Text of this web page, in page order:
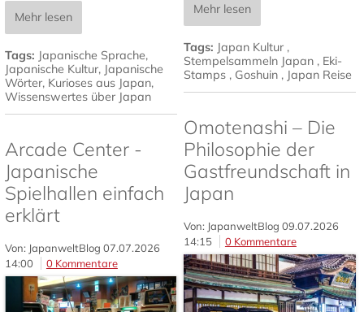
Mehr lesen
Tags: Japanische Sprache,
Japanische Kultur, Japanische
Wörter, Kurioses aus Japan,
Wissenswertes über Japan
Mehr lesen
Tags: Japan Kultur ,
Stempelsammeln Japan , Eki-
Stamps , Goshuin , Japan Reise
Omotenashi – Die
Philosophie der
Gastfreundschaft in
Japan
Von: JapanweltBlog 09.07.2026
14:15
0 Kommentare
Arcade Center -
Japanische
Spielhallen einfach
erklärt
Von: JapanweltBlog 07.07.2026
14:00
0 Kommentare